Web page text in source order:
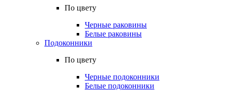
По цвету
Черные раковины
Белые раковины
Подоконники
По цвету
Черные подоконники
Белые подоконники